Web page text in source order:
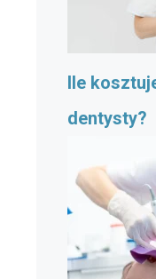
Ile
dentysty?